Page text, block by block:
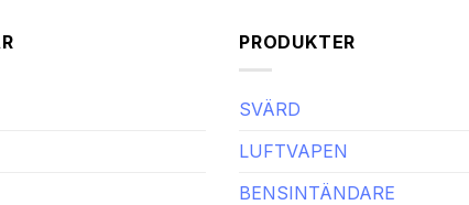
PRODUKTER
SVÄRD
LUFTVAPEN
BENSINTÄNDARE